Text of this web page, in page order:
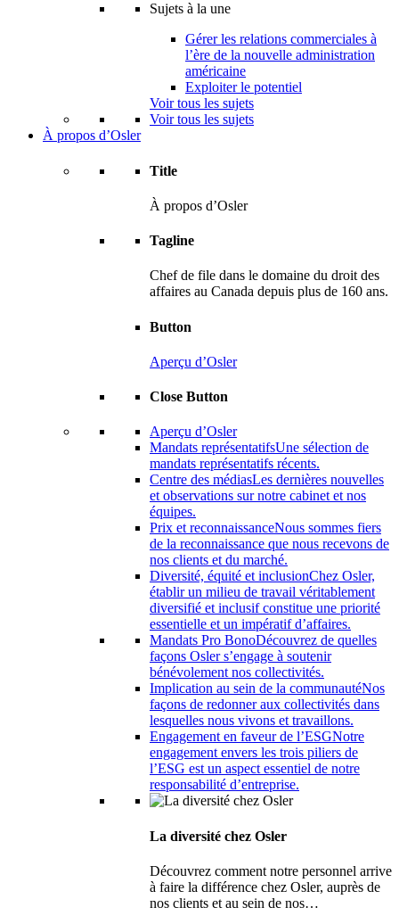
Sujets à la une
Gérer les relations commerciales à
l’ère de la nouvelle administration
américaine
Exploiter le potentiel
Voir tous les sujets
Voir tous les sujets
À propos d’Osler
Title
À propos d’Osler
Tagline
Chef de file dans le domaine du droit des
affaires au Canada depuis plus de 160 ans.
Button
Aperçu d’Osler
Close Button
Aperçu d’Osler
Mandats représentatifsUne sélection de
mandats représentatifs récents.
Centre des médiasLes dernières nouvelles
et observations sur notre cabinet et nos
équipes.
Prix ​​et reconnaissanceNous sommes fiers
de la reconnaissance que nous recevons de
nos clients et du marché.
Diversité, équité et inclusionChez Osler,
établir un milieu de travail véritablement
diversifié et inclusif constitue une priorité
essentielle et un impératif d’affaires.
Mandats Pro BonoDécouvrez de quelles
façons Osler s’engage à soutenir
bénévolement nos collectivités.
Implication au sein de la communautéNos
façons de redonner aux collectivités dans
lesquelles nous vivons et travaillons.
Engagement en faveur de l’ESGNotre
engagement envers les trois piliers de
l’ESG est un aspect essentiel de notre
responsabilité d’entreprise.
La diversité chez Osler
Découvrez comment notre personnel arrive
à faire la différence chez Osler, auprès de
nos clients et au sein de nos…